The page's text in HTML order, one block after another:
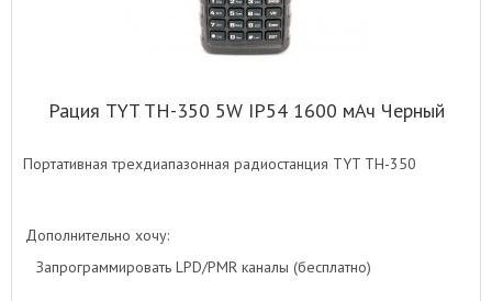
Рация TYT TH-350 5W IP54 1600 мАч Черный
Портативная трехдиапазонная радиостанция TYT TH-350
Дополнительно хочу:
Запрограммировать LPD/PMR каналы (бесплатно)